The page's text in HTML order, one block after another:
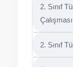
2. Sınıf
Çalışması
2. Sınıf